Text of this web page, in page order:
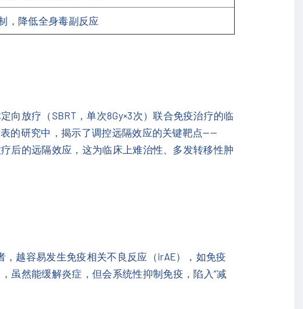
，降低全身毒副反应
放疗（SBRT，单次8Gy×3次）联合免疫治疗的临
的研究中，揭示了调控远隔效应的关键靶点——
后的远隔效应，这为临床上难治性、多发转移性肿
越容易发生免疫相关不良反应（irAE），如免疫
虽然能缓解炎症，但会系统性抑制免疫，陷入“减